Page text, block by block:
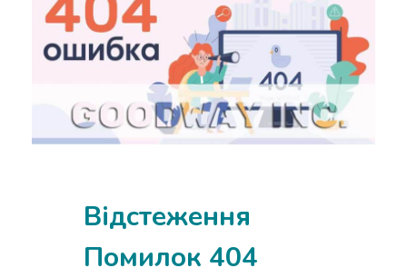
Відстеження
Помилок 404